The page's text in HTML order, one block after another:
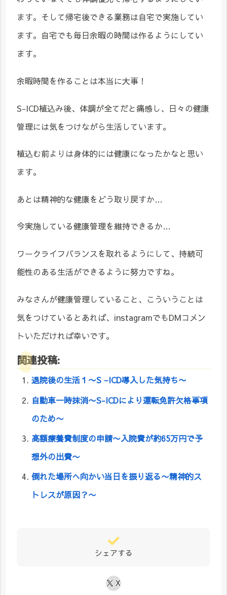
ます。そして帰宅後できる業務は自宅で実施してい
ます。自宅でも毎日余暇の時間は作るようにしてい
ます。
余暇時間を作ることは本当に大事！
S-ICD植込み後、体調が全てだと痛感し、日々の健康
管理には気をつけながら生活しています。
植込む前よりは身体的には健康になったかなと思い
ます。
あとは精神的な健康をどう取り戻すか…
今実施している健康管理を維持できるか…
ワークライフバランスを取れるようにして、持続可
能性のある生活ができるように努力ですね。
みなさんが健康管理していること、こういうことは
気をつけているとあれば、instagramでもDMコメン
トいただければ幸いです。
関連投稿:
退院後の生活１〜S −ICD導入した気持ち〜
自動車一時抹消〜S-ICDにより運転免許欠格事項
のため〜
高額療養費制度の申請〜入院費が約65万円で予
想外の出費〜
倒れた場所へ向かい当日を振り返る〜精神的ス
トレスが原因？〜
シェアする
X